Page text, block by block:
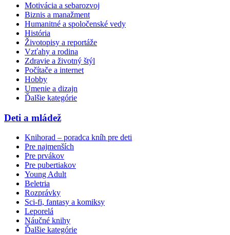
Motivácia a sebarozvoj
Biznis a manažment
Humanitné a spoločenské vedy
História
Životopisy a reportáže
Vzťahy a rodina
Zdravie a životný štýl
Počítače a internet
Hobby
Umenie a dizajn
Ďalšie kategórie
Deti a mládež
Knihorad – poradca kníh pre deti
Pre najmenších
Pre prvákov
Pre pubertiakov
Young Adult
Beletria
Rozprávky
Sci-fi, fantasy a komiksy
Leporelá
Náučné knihy
Ďalšie kategórie